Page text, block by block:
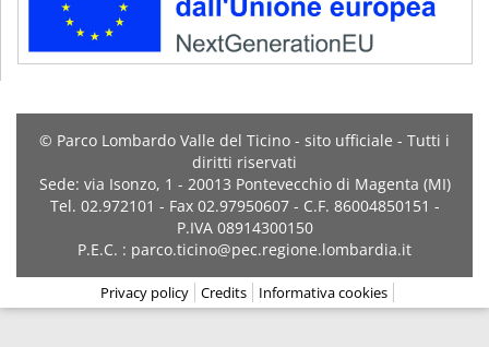
© Parco Lombardo Valle del Ticino - sito ufficiale - Tutti i
diritti riservati
Sede: via Isonzo, 1 - 20013 Pontevecchio di Magenta (MI)
Tel. 02.972101 - Fax 02.97950607 - C.F. 86004850151 -
P.IVA 08914300150
P.E.C. : parco.ticino@pec.regione.lombardia.it
Privacy policy Credits Informativa cookies